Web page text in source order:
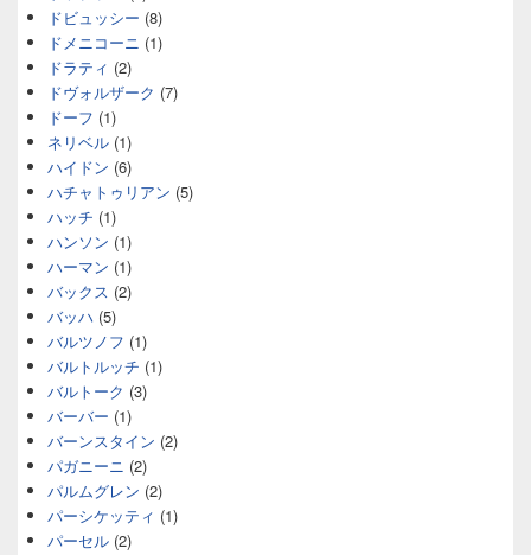
ドビュッシー (8)
ドメニコーニ (1)
ドラティ (2)
ドヴォルザーク (7)
ドーフ (1)
ネリベル (1)
ハイドン (6)
ハチャトゥリアン (5)
ハッチ (1)
ハンソン (1)
ハーマン (1)
バックス (2)
バッハ (5)
バルツノフ (1)
バルトルッチ (1)
バルトーク (3)
バーバー (1)
バーンスタイン (2)
パガニーニ (2)
パルムグレン (2)
パーシケッティ (1)
パーセル (2)